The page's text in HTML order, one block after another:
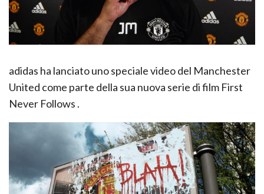
adidas ha lanciato uno speciale video del Manchester
United come parte della sua nuova serie di film First
Never Follows .